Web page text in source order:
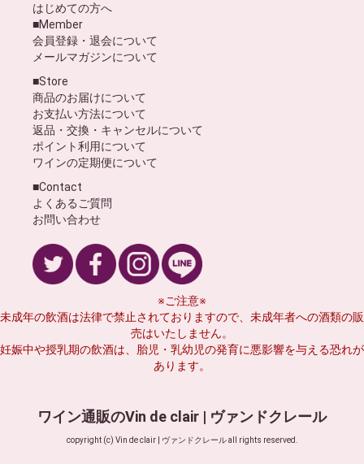
はじめての方へ
■Member
会員登録・退会について
メールマガジンについて
■Store
商品のお届けについて
お支払い方法について
返品・交換・キャンセルについて
ポイント利用について
ワインの定期便について
■Contact
よくあるご質問
お問い合わせ
※ご注意※
未成年の飲酒は法律で禁止されておりますので、未成年者への酒類の販
売はいたしません。
妊娠中や授乳期の飲酒は、胎児・乳幼児の発育に悪影響を与える恐れが
あります。
ワイン通販のVin de clair | ヴァンドクレール
copyright (c) Vin de clair | ヴァンドクレール all rights reserved.